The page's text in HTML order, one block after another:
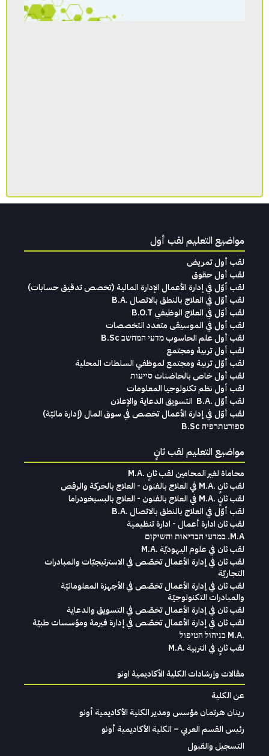
مواضيع التعليم لقب أول
لقب أول تمريض
لقب أول حقوق
لقب‭ ‬أوّل‭ ‬في‭ ‬إدارة‭ ‬الأعمال الإدارة‭ ‬المالية (تخصص‭ ‬تدقيق‭ ‬حسابات)‬
لقب أوّل في العلاج بالنطق بالاتصال .B.A
لقب أوّل في العلاج الوظيفي B.O.T
لقب‭ ‬أول في‭ ‬الموسيقى‭ ‬متعدد‭ ‬التخصصات‭
لقب أول علم الحاسوب מדעי המחשב B.Sc
لقب أول تربية ومجتمع
لقب أوّل تربية ومجتمع لموظفي السلطات المحلية
لقب أول خاص بالحاضنات סייעות
لقب أول نظم تكنولوجيا المعلومات
لقب‭ ‬أوّل .‭ ‬B.A التسويق‭ ‬الدعاية‭ ‬والإعلان
لقب‭ ‬أوّل‭ ‬في‭ ‬إدارة‭ ‬الأعمال تخصص‭ ‬في‭ ‬سوق‭ ‬المال ‭)‬إدارة‭ ‬ماليّة‭ (
ספורטתרפיה B.Sc
مواضيع التعليم لقب ثانٍ
محاماة‭ ‬لغير‭ ‬المحامين لقب‭ ‬ثانٍ .‭ ‬M.A
لقب ثانٍ .M.A في العلاج بالفنون - العلاج بالحركة والرقص
لقب ثانٍ .M.A في العلاج بالفنون - العلاج بالبسيخودراما
لقب أوّل في العلاج بالنطق بالاتصال .B.A
لقب ثان ادارة أعمال - ادارة تنظيمية
M.A. במדעי הבריאות והשיקום
لقب ثان في علوم اليهوديّة .M.A
لقب ثان في إدارة الأعمال تخصّص في الاسترتيجيّات والمبادرات
التجاريّة
لقب ثان في إدارة الأعمال تخصّص في الأجهزة المعلومانيّة
والمبادرات التكنولوجيّة
لقب ثان في إدارة الأعمال تخصّص في التسويق والدعاية
لقب ثان في إدارة الأعمال تخصّص في إدارة فيرمة ومؤسسات طبيّة
.M.A בניהול הטיפול
لقب ثانٍ في التربية .M.A
مقالات وإرشادات الكلية الأكاديمية اونو
عن الكلية
رينان هرتمان مؤسس ومدير الكلية الأكاديمية أونو
رئيس القسم العربي – الكلية الأكاديمية أونو
التسجيل والقبول